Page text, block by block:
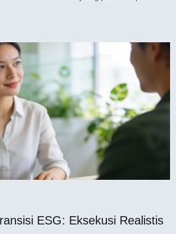
ESG: Eksekusi Realistis